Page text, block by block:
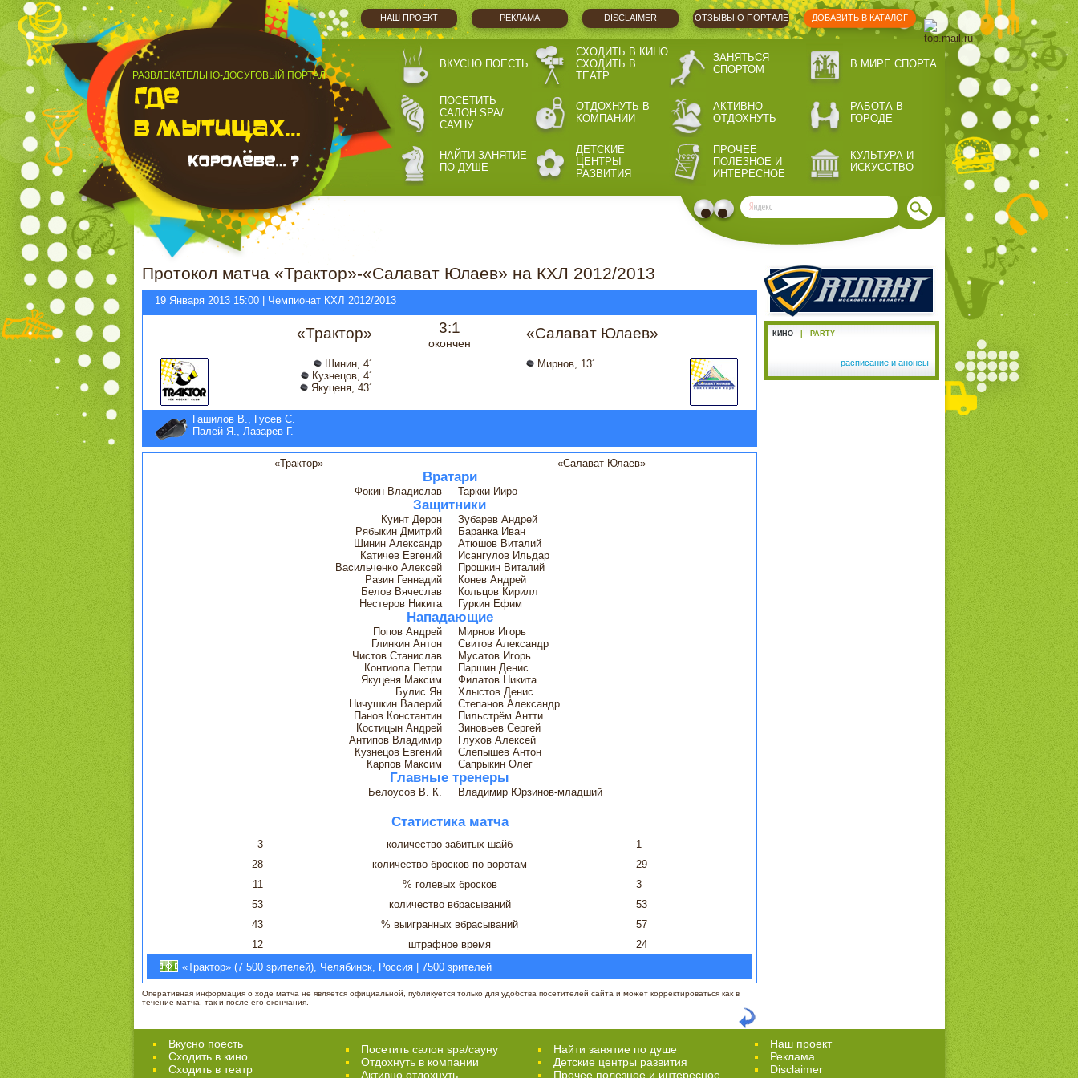
НАШ ПРОЕКТ РЕКЛАМА DISCLAIMER ОТЗЫВЫ О ПОРТАЛЕ ДОБАВИТЬ В КАТАЛОГ
РАЗВЛЕКАТЕЛЬНО-ДОСУГОВЫЙ ПОРТАЛ
ВКУСНО ПОЕСТЬ
СХОДИТЬ В КИНО
СХОДИТЬ В
ТЕАТР
ЗАНЯТЬСЯ
СПОРТОМ
В МИРЕ СПОРТА
ПОСЕТИТЬ
САЛОН SPA/
САУНУ
ОТДОХНУТЬ В
КОМПАНИИ
АКТИВНО
ОТДОХНУТЬ
РАБОТА В
ГОРОДЕ
НАЙТИ ЗАНЯТИЕ
ПО ДУШЕ
ДЕТСКИЕ
ЦЕНТРЫ
РАЗВИТИЯ
ПРОЧЕЕ
ПОЛЕЗНОЕ И
ИНТЕРЕСНОЕ
КУЛЬТУРА И
ИСКУССТВО
Протокол матча «Трактор»-«Салават Юлаев» на КХЛ 2012/2013
19 Января 2013 15:00 | Чемпионат КХЛ 2012/2013
«Трактор» 3:1
окончен
«Салават Юлаев»
Шинин, 4´
Кузнецов, 4´
Якуценя, 43´
Мирнов, 13´
Гашилов В., Гусев С.
Палей Я., Лазарев Г.
«Трактор» «Салават Юлаев»
Вратари
Фокин Владислав Таркки Ииро
Защитники
Куинт Дерон
Зубарев Андрей
Рябыкин Дмитрий
Баранка Иван
Шинин Александр
Атюшов Виталий
Катичев Евгений
Исангулов Ильдар
Васильченко Алексей
Прошкин Виталий
Разин Геннадий
Конев Андрей
Белов Вячеслав
Кольцов Кирилл
Нестеров Никита
Гуркин Ефим
Нападающие
Попов Андрей
Мирнов Игорь
Глинкин Антон
Свитов Александр
Чистов Станислав
Мусатов Игорь
Контиола Петри
Паршин Денис
Якуценя Максим
Филатов Никита
Булис Ян
Хлыстов Денис
Ничушкин Валерий
Степанов Александр
Панов Константин
Пильстрём Антти
Костицын Андрей
Зиновьев Сергей
Антипов Владимир
Глухов Алексей
Кузнецов Евгений
Слепышев Антон
Карпов Максим
Сапрыкин Олег
Главные тренеры
Белоусов В. К. Владимир Юрзинов-младший
Статистика матча
3 количество забитых шайб
1
28
количество бросков по воротам
29
11
% голевых бросков
3
53
количество вбрасываний
53
43
% выигранных вбрасываний
57
12
штрафное время
24
«Трактор» (7 500 зрителей), Челябинск, Россия | 7500 зрителей
Оперативная информация о ходе матча не является официальной, публикуется только для удобства посетителей сайта и может корректироваться как в
течение матча, так и после его окончания.
КИНО PARTY
расписание и анонсы
Вкусно поесть
Сходить в кино
Cходить в театр
Посетить салон spa/сауну
Отдохнуть в компании
Активно отдохнуть
Найти занятие по душе
Детские центры развития
Прочее полезное и интересное
Наш проект
Реклама
Disclaimer